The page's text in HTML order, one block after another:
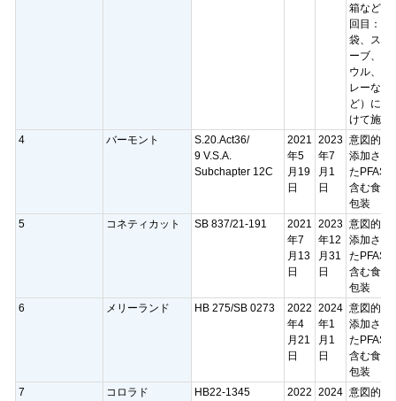
箱など、
回目：
袋、スリ
ーブ、ボ
ウル、ト
レーな
ど）に分
けて施行
4
バーモント
S.20.Act36/
9 V.S.A.
Subchapter 12C
2021
年5
月19
日
2023
年7
月1
日
意図的に
添加され
たPFASを
含む食品
包装
5
コネティカット SB 837/21‑191
2021
年7
月13
日
2023
年12
月31
日
意図的に
添加され
たPFASを
含む食品
包装
6
メリーランド HB 275/SB 0273
2022
年4
月21
日
2024
年1
月1
日
意図的に
添加され
たPFASを
含む食品
包装
7
コロラド HB22-1345
2022 2024 意図的に